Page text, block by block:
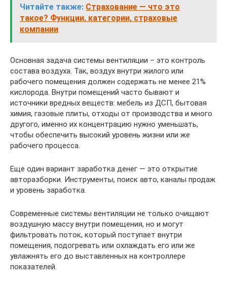
Читайте также: Страхование — что это
такое? Функции, категории, страховые
компании
Основная задача системы вентиляции – это контроль
состава воздуха. Так, воздух внутри жилого или
рабочего помещения должен содержать не менее 21%
кислорода. Внутри помещений часто бывают и
источники вредных веществ: мебель из ДСП, бытовая
химия, газовые плиты, отходы от производства и много
другого, именно их концентрацию нужно уменьшать,
чтобы обеспечить высокий уровень жизни или же
рабочего процесса.
Еще один вариант заработка денег — это открытие
авторазборки. Инструменты, поиск авто, каналы продаж
и уровень заработка.
Современные системы вентиляции не только очищают
воздушную массу внутри помещения, но и могут
фильтровать поток, который поступает внутри
помещения, подогревать или охлаждать его или же
увлажнять его до выставленных на контроллере
показателей.